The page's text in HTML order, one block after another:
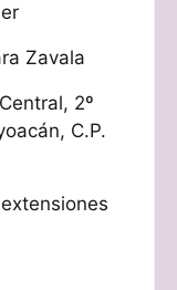
Zavala
2º
C.P.